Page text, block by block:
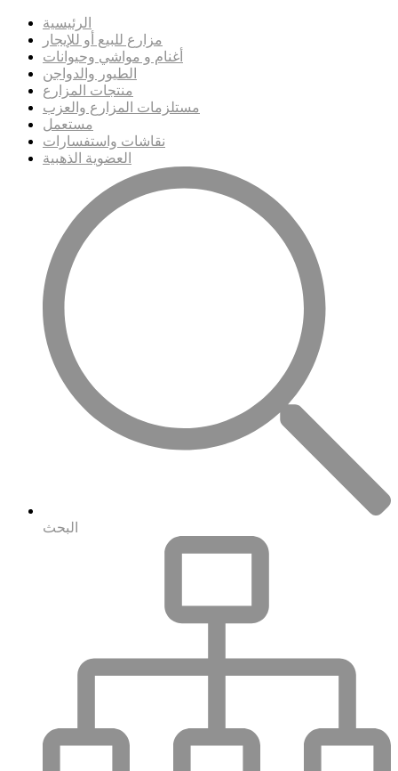
الرئيسية
مزارع للبيع أو للإيجار
أغنام و مواشي وحيوانات
الطيور والدواجن
منتجات المزارع
مستلزمات المزارع والعزب
مستعمل
نقاشات واستفسارات
العضوية الذهبية
البحث